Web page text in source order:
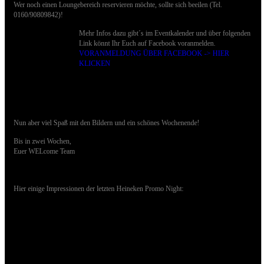
Wer noch einen Loungebereich reservieren möchte, sollte sich beeilen (Tel.
0160/90809842)!
Mehr Infos dazu gibt´s im Eventkalender und über folgenden
Link könnt Ihr Euch auf Facebook voranmelden.
VORANMELDUNG ÜBER FACEBOOK -> HIER
KLICKEN
Nun aber viel Spaß mit den Bildern und ein schönes Wochenende!
Bis in zwei Wochen,
Euer WELcome Team
Hier einige Impressionen der letzten Heineken Promo Night: